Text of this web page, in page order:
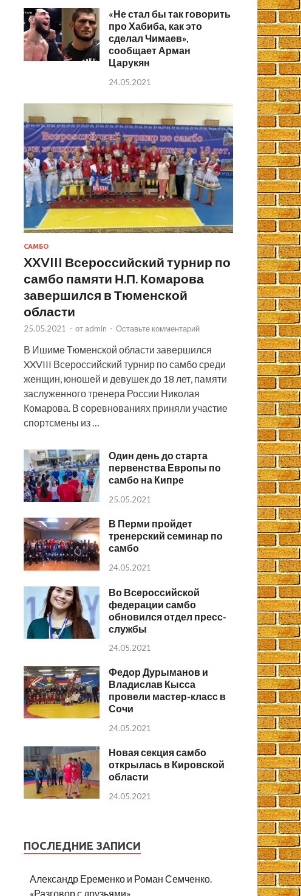
«Не стал бы так говорить
про Хабиба, как это
сделал Чимаев»,
сообщает Арман
Царукян
24.05.2021
САМБО
XXVIII Всероссийский турнир по
самбо памяти Н.П. Комарова
завершился в Тюменской
области
25.05.2021 - от admin - Оставьте комментарий
В Ишиме Тюменской области завершился
XXVIII Всероссийский турнир по самбо среди
женщин, юношей и девушек до 18 лет, памяти
заслуженного тренера России Николая
Комарова. В соревнованиях приняли участие
спортсмены из …
Один день до старта
первенства Европы по
самбо на Кипре
25.05.2021
В Перми пройдет
тренерский семинар по
самбо
24.05.2021
Во Всероссийской
федерации самбо
обновился отдел пресс-
службы
24.05.2021
Федор Дурыманов и
Владислав Кысса
провели мастер-класс в
Сочи
24.05.2021
Новая секция самбо
открылась в Кировской
области
24.05.2021
ПОСЛЕДНИЕ ЗАПИСИ
Александр Еременко и Роман Семченко.
«Разговор с друзьями»